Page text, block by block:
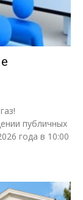
публичных
года в 10:00